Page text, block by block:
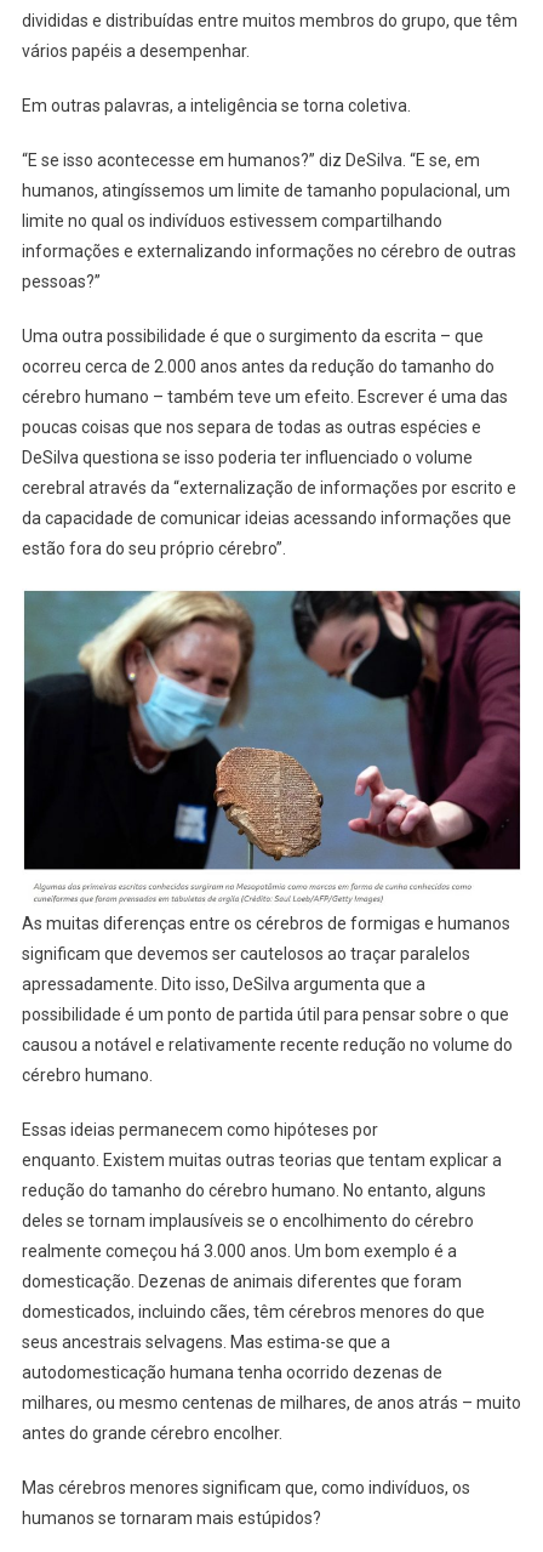
divididas e distribuídas entre muitos membros do grupo, que têm
vários papéis a desempenhar.
Em outras palavras, a inteligência se torna coletiva.
“E se isso acontecesse em humanos?” diz DeSilva. “E se, em
humanos, atingíssemos um limite de tamanho populacional, um
limite no qual os indivíduos estivessem compartilhando
informações e externalizando informações no cérebro de outras
pessoas?”
Uma outra possibilidade é que o surgimento da escrita – que
ocorreu cerca de 2.000 anos antes da redução do tamanho do
cérebro humano – também teve um efeito. Escrever é uma das
poucas coisas que nos separa de todas as outras espécies e
DeSilva questiona se isso poderia ter influenciado o volume
cerebral através da “externalização de informações por escrito e
da capacidade de comunicar ideias acessando informações que
estão fora do seu próprio cérebro”.
As muitas diferenças entre os cérebros de formigas e humanos
significam que devemos ser cautelosos ao traçar paralelos
apressadamente. Dito isso, DeSilva argumenta que a
possibilidade é um ponto de partida útil para pensar sobre o que
causou a notável e relativamente recente redução no volume do
cérebro humano.
Essas ideias permanecem como hipóteses por
enquanto. Existem muitas outras teorias que tentam explicar a
redução do tamanho do cérebro humano. No entanto, alguns
deles se tornam implausíveis se o encolhimento do cérebro
realmente começou há 3.000 anos. Um bom exemplo é a
domesticação. Dezenas de animais diferentes que foram
domesticados, incluindo cães, têm cérebros menores do que
seus ancestrais selvagens. Mas estima-se que a
autodomesticação humana tenha ocorrido dezenas de
milhares, ou mesmo centenas de milhares, de anos atrás – muito
antes do grande cérebro encolher.
Mas cérebros menores significam que, como indivíduos, os
humanos se tornaram mais estúpidos?